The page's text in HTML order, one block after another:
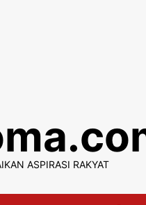
ASPIRASI RAKYAT